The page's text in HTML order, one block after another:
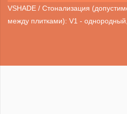
VSHADE / Стонализация
между плитками): V1 -